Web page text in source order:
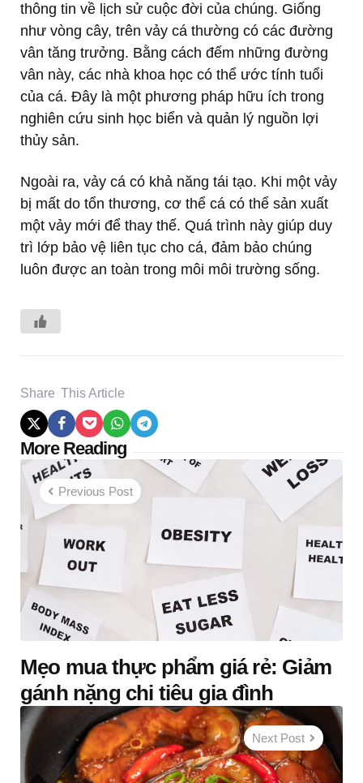
thông tin về lịch sử cuộc đời của chúng. Giống
như vòng cây, trên vảy cá thường có các đường
vân tăng trưởng. Bằng cách đếm những đường
vân này, các nhà khoa học có thể ước tính tuổi
của cá. Đây là một phương pháp hữu ích trong
nghiên cứu sinh học biển và quản lý nguồn lợi
thủy sản.
Ngoài ra, vảy cá có khả năng tái tạo. Khi một vảy
bị mất do tổn thương, cơ thể cá có thể sản xuất
một vảy mới để thay thế. Quá trình này giúp duy
trì lớp bảo vệ liên tục cho cá, đảm bảo chúng
luôn được an toàn trong môi môi trường sống.
Share This Article
More Reading
Post
navigation
Previous Post
Mẹo mua thực phẩm giá rẻ: Giảm
gánh nặng chi tiêu gia đình
Next Post